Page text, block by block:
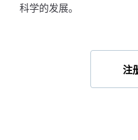
科学的发展。
注